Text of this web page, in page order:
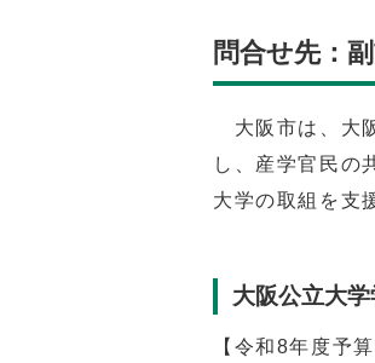
問合せ先：
大阪市は、大
し、産学官民の
大学の取組を支
大阪公立大
【令和8年度